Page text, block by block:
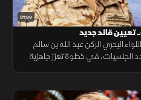
01:33
تعيين قائد جديد
البحري الركن عبد الله بن سالم
الجنسيات، في خطوة تعزز جاهزية